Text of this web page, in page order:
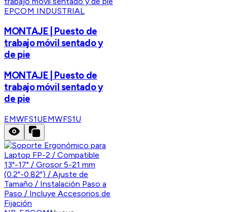
EPCOM INDUSTRIAL
MONTAJE | Puesto de
trabajo móvil sentado y
de pie
MONTAJE | Puesto de
trabajo móvil sentado y
de pie
EMWFS1UEMWFS1U